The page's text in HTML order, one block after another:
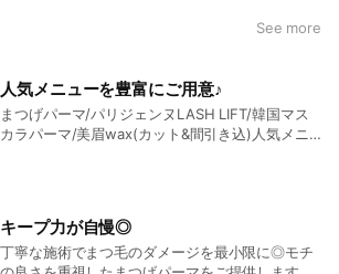
どでもご来店いただいております。
を目指しております。
をゆったり過ごしてくださいね✨
See more
人気メニューを豊富にご用意♪
まつげパーマ/パリジェンヌLASH LIFT/韓国マス
カラパーマ/美眉wax(カット&間引き込)人気メニ
に！ モチの良さ重視◎ 美眉waxで産毛や角質
除去。 1対1マンツーマン施術♪ メンズも大歓迎
◎
キープ力が自慢◎
丁寧な施術でまつ毛のダメージを最小限に◎モチ